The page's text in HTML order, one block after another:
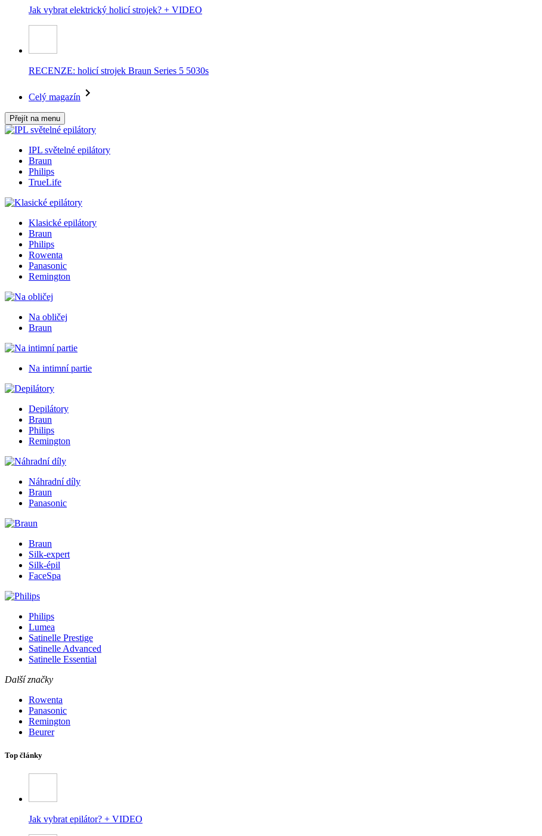
Jak vybrat elektrický holicí strojek? + VIDEO
RECENZE: holicí strojek Braun Series 5 5030s
Celý magazín
Přejít na menu
IPL světelné epilátory
Braun
Philips
TrueLife
Klasické epilátory
Braun
Philips
Rowenta
Panasonic
Remington
Na obličej
Braun
Na intimní partie
Depilátory
Braun
Philips
Remington
Náhradní díly
Braun
Panasonic
Braun
Silk-expert
Silk-épil
FaceSpa
Philips
Lumea
Satinelle Prestige
Satinelle Advanced
Satinelle Essential
Další značky
Rowenta
Panasonic
Remington
Beurer
Top články
Jak vybrat epilátor? + VIDEO